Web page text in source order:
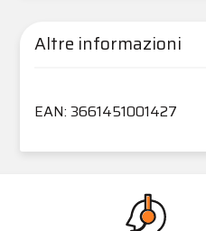
Altre informazioni
EAN: 3661451001427